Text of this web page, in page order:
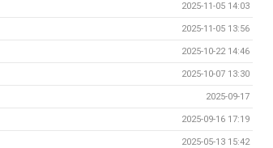
2025-11-05 14:03
2025-11-05 13:56
2025-10-22 14:46
2025-10-07 13:30
2025-09-17
2025-09-16 17:19
2025-05-13 15:42